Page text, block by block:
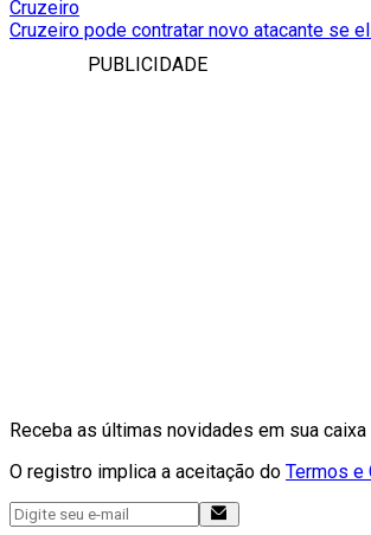
Cruzeiro
Cruzeiro pode contratar novo atacante se
PUBLICIDADE
Receba as últimas novidades em sua
O registro implica a aceitação do Termos e